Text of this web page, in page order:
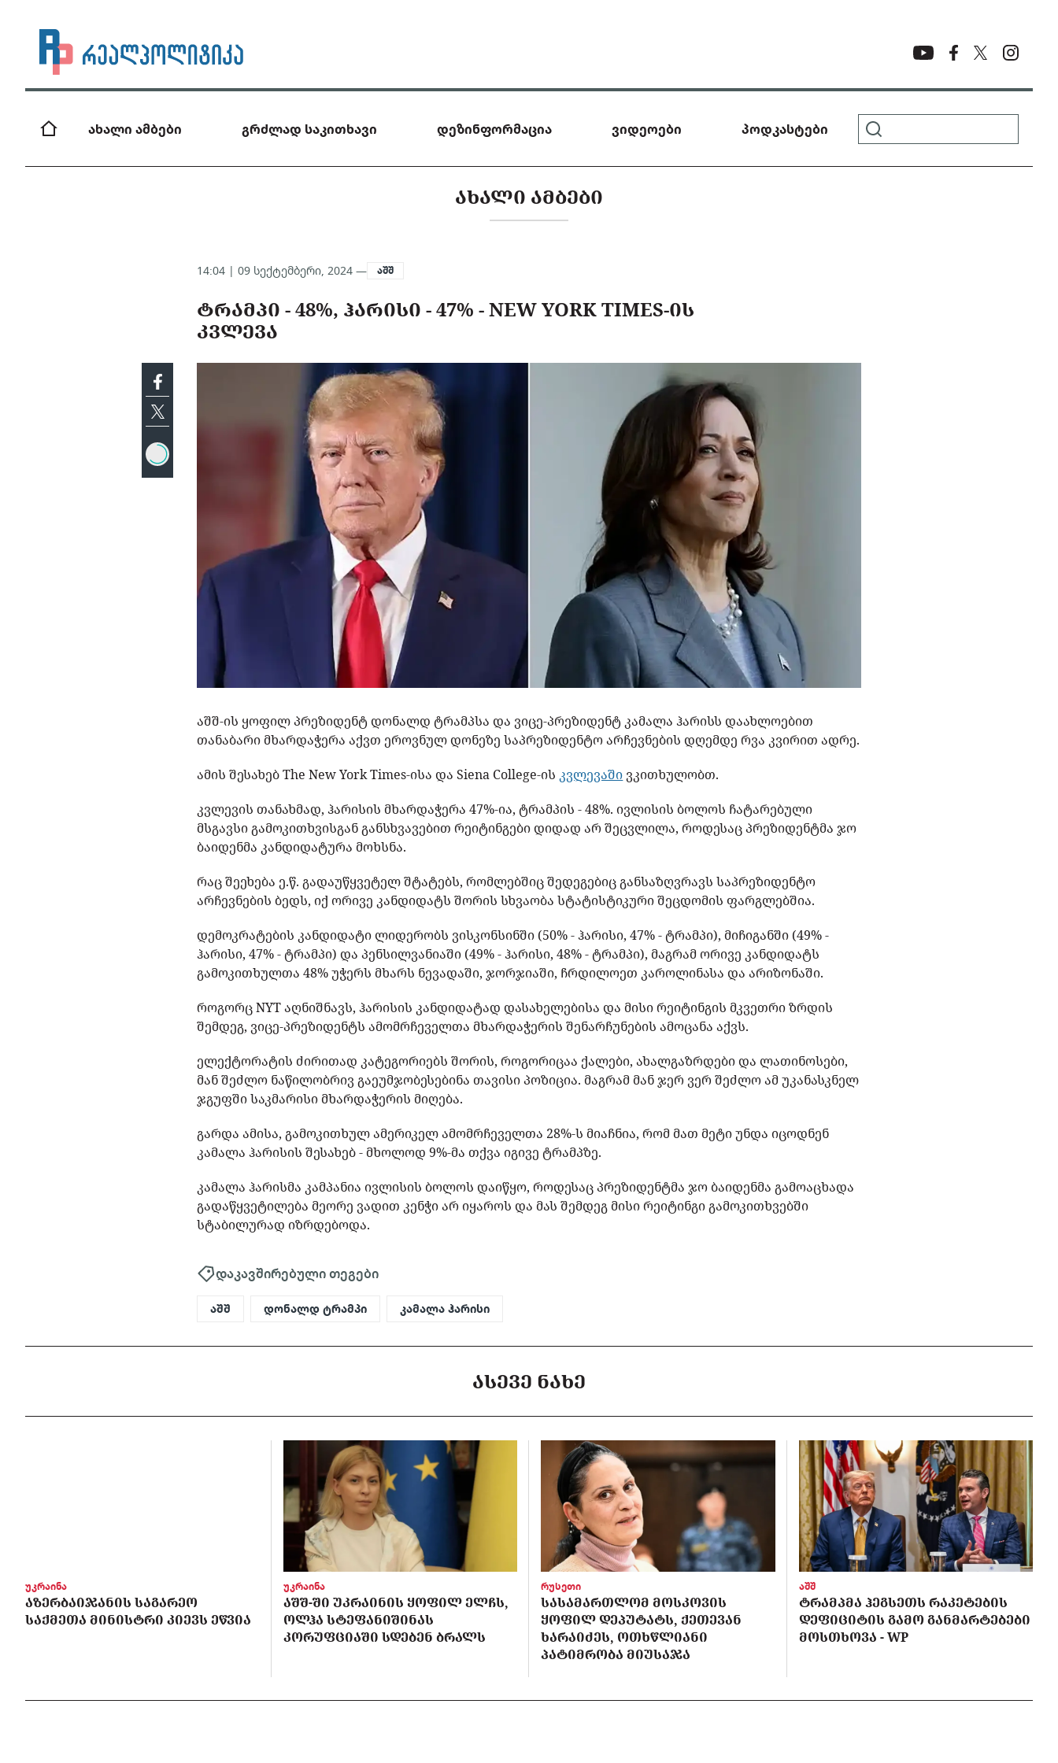
ახალი ამბები გრძლად საკითხავი დეზინფორმაცია ვიდეოები პოდკასტები
ᲐᲮᲐᲚᲘ ᲐᲛᲑᲔᲑᲘ
14:04 | 09 სექტემბერი, 2024 — აშშ
ᲢᲠᲐᲛᲞᲘ - 48%, ᲰᲐᲠᲘᲡᲘ - 47% - NEW YORK TIMES-ᲘᲡ
ᲙᲕᲚᲔᲕᲐ
აშშ-ის ყოფილ პრეზიდენტ დონალდ ტრამპსა და ვიცე-პრეზიდენტ კამალა ჰარისს დაახლოებით
თანაბარი მხარდაჭერა აქვთ ეროვნულ დონეზე საპრეზიდენტო არჩევნების დღემდე რვა კვირით ადრე.
ამის შესახებ The New York Times-ისა და Siena College-ის კვლევაში ვკითხულობთ.
კვლევის თანახმად, ჰარისის მხარდაჭერა 47%-ია, ტრამპის - 48%. ივლისის ბოლოს ჩატარებული
მსგავსი გამოკითხვისგან განსხვავებით რეიტინგები დიდად არ შეცვლილა, როდესაც პრეზიდენტმა ჯო
ბაიდენმა კანდიდატურა მოხსნა.
რაც შეეხება ე.წ. გადაუწყვეტელ შტატებს, რომლებშიც შედეგებიც განსაზღვრავს საპრეზიდენტო
არჩევნების ბედს, იქ ორივე კანდიდატს შორის სხვაობა სტატისტიკური შეცდომის ფარგლებშია.
დემოკრატების კანდიდატი ლიდერობს ვისკონსინში (50% - ჰარისი, 47% - ტრამპი), მიჩიგანში (49% -
ჰარისი, 47% - ტრამპი) და პენსილვანიაში (49% - ჰარისი, 48% - ტრამპი), მაგრამ ორივე კანდიდატს
გამოკითხულთა 48% უჭერს მხარს ნევადაში, ჯორჯიაში, ჩრდილოეთ კაროლინასა და არიზონაში.
როგორც NYT აღნიშნავს, ჰარისის კანდიდატად დასახელებისა და მისი რეიტინგის მკვეთრი ზრდის
შემდეგ, ვიცე-პრეზიდენტს ამომრჩეველთა მხარდაჭერის შენარჩუნების ამოცანა აქვს.
ელექტორატის ძირითად კატეგორიებს შორის, როგორიცაა ქალები, ახალგაზრდები და ლათინოსები,
მან შეძლო ნაწილობრივ გაეუმჯობესებინა თავისი პოზიცია. მაგრამ მან ჯერ ვერ შეძლო ამ უკანასკნელ
ჯგუფში საკმარისი მხარდაჭერის მიღება.
გარდა ამისა, გამოკითხულ ამერიკელ ამომრჩეველთა 28%-ს მიაჩნია, რომ მათ მეტი უნდა იცოდნენ
კამალა ჰარისის შესახებ - მხოლოდ 9%-მა თქვა იგივე ტრამპზე.
კამალა ჰარისმა კამპანია ივლისის ბოლოს დაიწყო, როდესაც პრეზიდენტმა ჯო ბაიდენმა გამოაცხადა
გადაწყვეტილება მეორე ვადით კენჭი არ იყაროს და მას შემდეგ მისი რეიტინგი გამოკითხვებში
სტაბილურად იზრდებოდა.
დაკავშირებული თეგები
აშშ დონალდ ტრამპი კამალა ჰარისი
ᲐᲡᲔᲕᲔ ᲜᲐᲮᲔ
უკრაინა
ᲐᲖᲔᲠᲑᲐᲘᲯᲐᲜᲘᲡ ᲡᲐᲒᲐᲠᲔᲝ
ᲡᲐᲥᲛᲔᲗᲐ ᲛᲘᲜᲘᲡᲢᲠᲘ ᲙᲘᲔᲕᲡ ᲔᲬᲕᲘᲐ
უკრაინა
ᲐᲨᲨ-ᲨᲘ ᲣᲙᲠᲐᲘᲜᲘᲡ ᲧᲝᲤᲘᲚ ᲔᲚᲩᲡ,
ᲝᲚᲰᲐ ᲡᲢᲔᲤᲐᲜᲘᲨᲘᲜᲐᲡ
ᲙᲝᲠᲣᲤᲪᲘᲐᲨᲘ ᲡᲓᲔᲑᲔᲜ ᲑᲠᲐᲚᲡ
რუსეთი
ᲡᲐᲡᲐᲛᲐᲠᲗᲚᲝᲛ ᲛᲝᲡᲙᲝᲕᲘᲡ
ᲧᲝᲤᲘᲚ ᲓᲔᲞᲣᲢᲐᲢᲡ, ᲥᲔᲗᲔᲕᲐᲜ
ᲮᲐᲠᲐᲘᲫᲔᲡ, ᲝᲗᲮᲬᲚᲘᲐᲜᲘ
ᲞᲐᲢᲘᲛᲠᲝᲑᲐ ᲛᲘᲣᲡᲐᲯᲐ
აშშ
ᲢᲠᲐᲛᲞᲛᲐ ᲰᲔᲒᲡᲔᲗᲡ ᲠᲐᲙᲔᲢᲔᲑᲘᲡ
ᲓᲔᲤᲘᲪᲘᲢᲘᲡ ᲒᲐᲛᲝ ᲒᲐᲜᲛᲐᲠᲢᲔᲑᲔᲑᲘ
ᲛᲝᲡᲗᲮᲝᲕᲐ - WP